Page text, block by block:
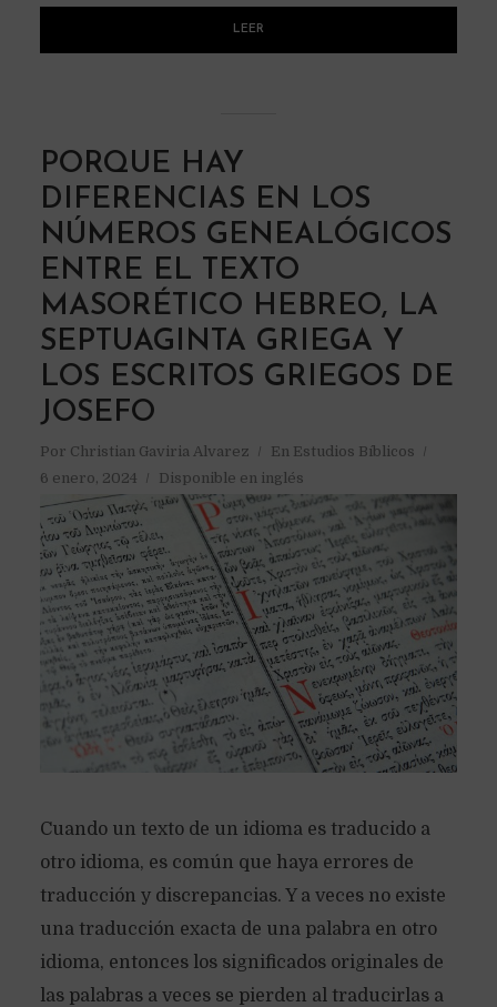
LEER
PORQUE HAY
DIFERENCIAS EN LOS
NÚMEROS GENEALÓGICOS
ENTRE EL TEXTO
MASORÉTICO HEBREO, LA
SEPTUAGINTA GRIEGA Y
LOS ESCRITOS GRIEGOS DE
JOSEFO
Por Christian Gaviria Alvarez En Estudios Bíblicos
6 enero, 2024
Disponible en inglés
Cuando un texto de un idioma es traducido a
otro idioma, es común que haya errores de
traducción y discrepancias. Y a veces no existe
una traducción exacta de una palabra en otro
idioma, entonces los significados originales de
las palabras a veces se pierden al traducirlas a